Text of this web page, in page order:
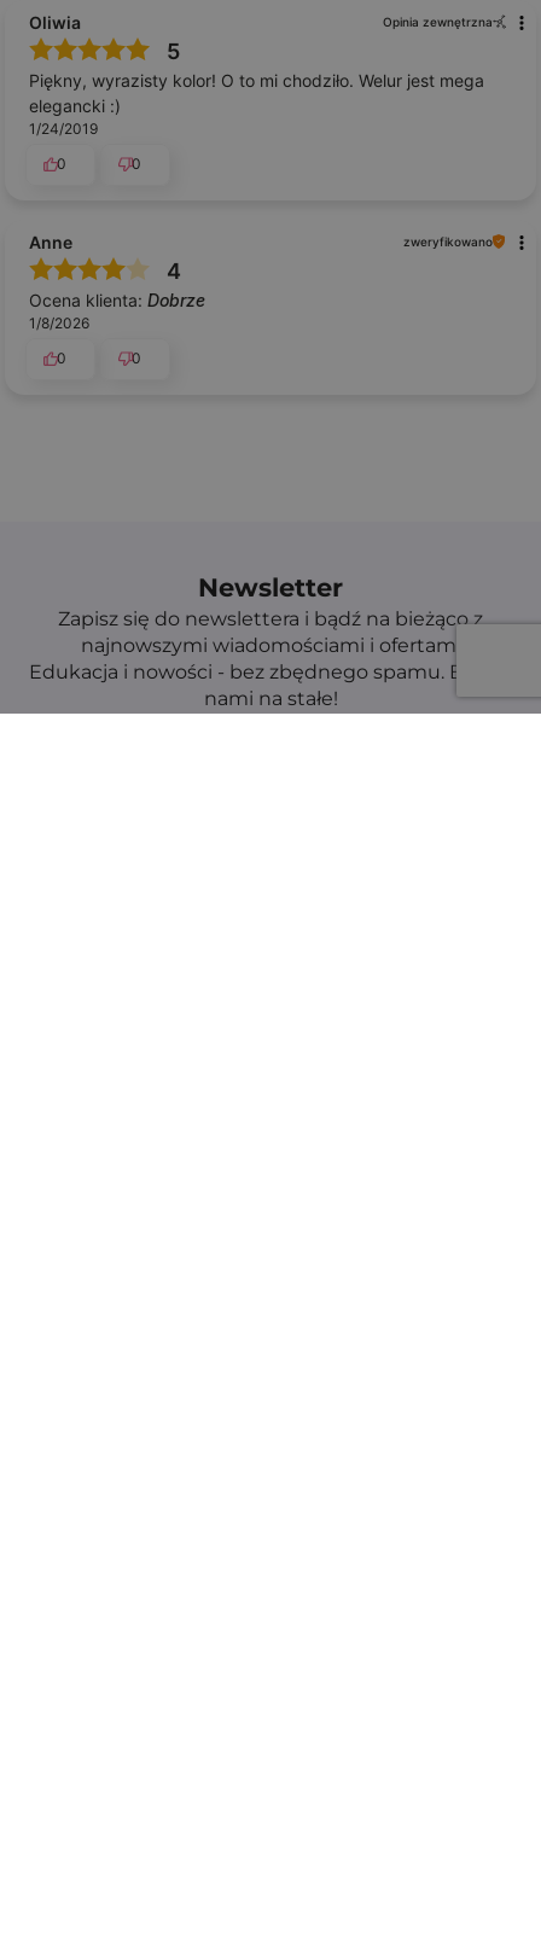
Oliwia Opinia zewnętrzna
5
Piękny, wyrazisty kolor! O to mi chodziło. Welur jest mega
elegancki :)
1/24/2019
0
0
Anne zweryfikowano
4
Ocena klienta: Dobrze
1/8/2026
0
0
Newsletter
Zapisz się do newslettera i bądź na bieżąco z
najnowszymi wiadomościami i ofertami
Edukacja i nowości - bez zbędnego spamu. Bądź z
nami na stałe!